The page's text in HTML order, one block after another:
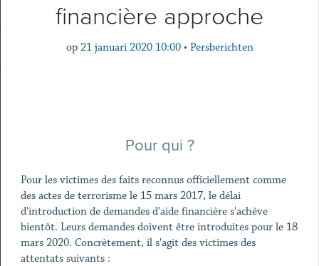
financière approche
op 21 januari 2020 10:00 • Persberichten
Pour qui ?
Pour les victimes des faits reconnus officiellement comme
des actes de terrorisme le 15 mars 2017, le délai
d'introduction de demandes d'aide financière s'achève
bientôt. Leurs demandes doivent être introduites pour le 18
mars 2020. Concrètement, il s'agit des victimes des
attentats suivants :